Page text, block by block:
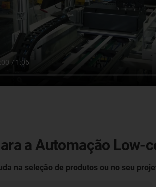
a Automação Low-
na seleção de produtos ou no seu